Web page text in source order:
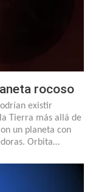
rocoso
existir
Tierra más allá de
un planeta con
Orbita…